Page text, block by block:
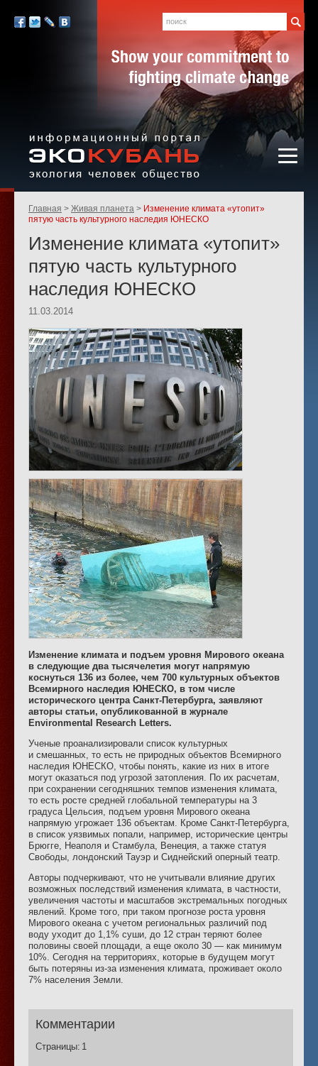
«ЭКО-КУБАНЬ»
человек,
общество
Родительские
страницы:
Главная Живая планета
Изменение климата «утопит»
пятую часть культурного наследия ЮНЕСКО
Изменение климата «утопит»
пятую часть культурного
наследия ЮНЕСКО
11.03.2014
Изменение климата и подъем уровня Мирового океана
в следующие два тысячелетия могут напрямую
коснуться 136 из более, чем 700 культурных объектов
Всемирного наследия ЮНЕСКО, в том числе
исторического центра Санкт-Петербурга, заявляют
авторы статьи, опубликованной в журнале
Environmental Research Letters.
Ученые проанализировали список культурных
и смешанных, то есть не природных объектов Всемирного
наследия ЮНЕСКО, чтобы понять, какие из них в итоге
могут оказаться под угрозой затопления. По их расчетам,
при сохранении сегодняшних темпов изменения климата,
то есть росте средней глобальной температуры на 3
градуса Цельсия, подъем уровня Мирового океана
напрямую угрожает 136 объектам. Кроме Санкт-Петербурга,
в список уязвимых попали, например, исторические центры
Брюгге, Неаполя и Стамбула, Венеция, а также статуя
Свободы, лондонский Тауэр и Сиднейский оперный театр.
Авторы подчеркивают, что не учитывали влияние других
возможных последствий изменения климата, в частности,
увеличения частоты и масштабов экстремальных погодных
явлений. Кроме того, при таком прогнозе роста уровня
Мирового океана с учетом региональных различий под
воду уходит до 1,1% суши, до 12 стран теряют более
половины своей площади, а еще около 30 — как минимум
10%. Сегодня на территориях, которые в будущем могут
быть потеряны из-за изменения климата, проживает около
7% населения Земли.
Комментарии
Страницы: 1
Мы
Поиск